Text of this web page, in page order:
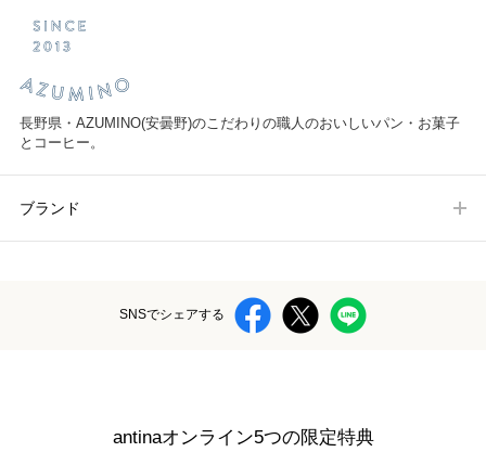
長野県・AZUMINO(安曇野)のこだわりの職人のおいしいパン・お菓子
とコーヒー。
ブランド
SNSでシェアする
antinaオンライン5つの限定特典